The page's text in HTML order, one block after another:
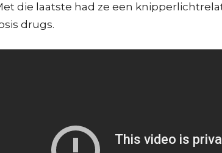
die laatste had ze een
drugs.